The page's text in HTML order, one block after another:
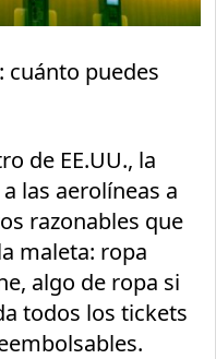
cuánto puedes
de EE.UU., la
las aerolíneas a
razonables que
maleta: ropa
algo de ropa si
todos los tickets